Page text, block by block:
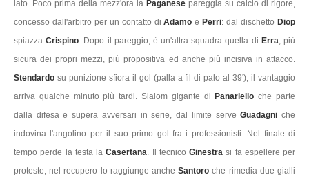
lato. Poco prima della mezz'ora la Paganese pareggia su calcio di rigore,
concesso dall'arbitro per un contatto diAdamoe Perri: dal dischetto Diop
spiazzaCrispino. Dopo il pareggio, è un'altra squadra quella di Erra, più
sicura dei propri mezzi, più propositiva ed anche più incisiva in attacco.
Stendardo su punizione sfiora il gol (palla a fil di palo al 39'), il vantaggio
arriva qualche minuto più tardi. Slalom gigante di Panarielloche parte
dalla difesa e supera avversari in serie, dal limite serveGuadagniche
indovina l'angolino per il suo primo gol fra i professionisti. Nel finale di
tempo perde la testa laCasertana. Il tecnico Ginestrasi fa espellere per
proteste, nel recupero lo raggiunge ancheSantoroche rimedia due gialli